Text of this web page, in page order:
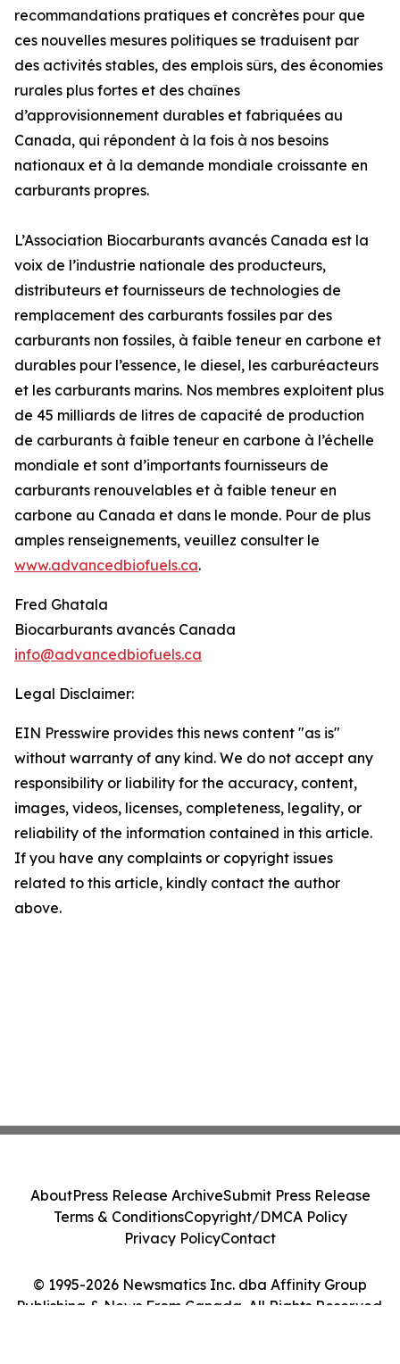
recommandations pratiques et concrètes pour que
ces nouvelles mesures politiques se traduisent par
des activités stables, des emplois sûrs, des économies
rurales plus fortes et des chaînes
d’approvisionnement durables et fabriquées au
Canada, qui répondent à la fois à nos besoins
nationaux et à la demande mondiale croissante en
carburants propres.
L’Association Biocarburants avancés Canada est la
voix de l’industrie nationale des producteurs,
distributeurs et fournisseurs de technologies de
remplacement des carburants fossiles par des
carburants non fossiles, à faible teneur en carbone et
durables pour l’essence, le diesel, les carburéacteurs
et les carburants marins. Nos membres exploitent plus
de 45 milliards de litres de capacité de production
de carburants à faible teneur en carbone à l’échelle
mondiale et sont d’importants fournisseurs de
carburants renouvelables et à faible teneur en
carbone au Canada et dans le monde. Pour de plus
amples renseignements, veuillez consulter le
www.advancedbiofuels.ca.
Fred Ghatala
Biocarburants avancés Canada
info@advancedbiofuels.ca
Legal Disclaimer:
EIN Presswire provides this news content "as is"
without warranty of any kind. We do not accept any
responsibility or liability for the accuracy, content,
images, videos, licenses, completeness, legality, or
reliability of the information contained in this article.
If you have any complaints or copyright issues
related to this article, kindly contact the author
above.
© 1995-2026 Newsmatics Inc. dba Affinity Group
Publishing & News From Canada. All Rights Reserved.
AboutPress Release ArchiveSubmit Press Release
Terms & ConditionsCopyright/DMCA Policy
Privacy PolicyContact